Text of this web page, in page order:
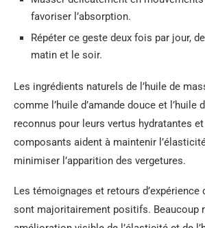
favoriser l’absorption.
Répéter ce geste deux fois par jour,
matin et le soir.
Les ingrédients naturels de l’huile de
comme l’huile d’amande douce et l’huile
reconnus pour leurs vertus hydratantes
composants aident à maintenir
minimiser l’apparition des vergetures.
Les témoignages et retours
sont majoritairement positifs. Beaucoup